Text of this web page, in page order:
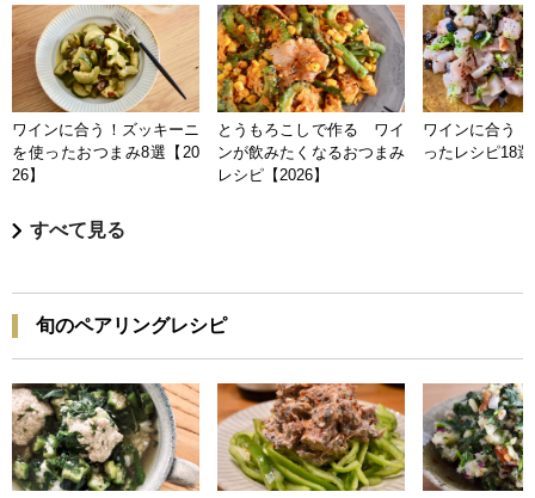
ワインに合う！ズッキーニ
を使ったおつまみ8選【20
26】
とうもろこしで作る ワイ
ンが飲みたくなるおつまみ
レシピ【2026】
ワインに合う
ったレシピ18
すべて見る
旬のペアリングレシピ